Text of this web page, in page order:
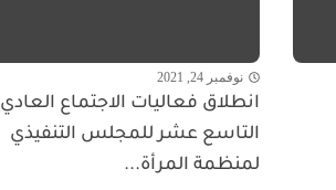
نوفمبر 24, 2021
انطلاق فعاليات الاجتماع العادي
التاسع عشر للمجلس التنفيذي
لمنظمة المرأة...